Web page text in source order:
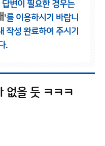
변이 필요한 경우는
'를 이용하시기 바랍니
작성 완료하여 주시기
.
없을 듯 ㅋㅋㅋ